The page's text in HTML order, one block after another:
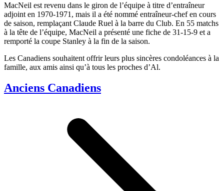
MacNeil est revenu dans le giron de l’équipe à titre d’entraîneur
adjoint en 1970-1971, mais il a été nommé entraîneur-chef en cours
de saison, remplaçant Claude Ruel à la barre du Club. En 55 matchs
à la tête de l’équipe, MacNeil a présenté une fiche de 31-15-9 et a
remporté la coupe Stanley à la fin de la saison.
Les Canadiens souhaitent offrir leurs plus sincères condoléances à la
famille, aux amis ainsi qu’à tous les proches d’Al.
Anciens Canadiens